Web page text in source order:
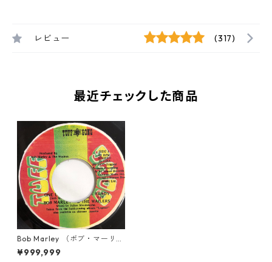
レビュー (317)
最近チェックした商品
Bob Marley （ボブ・マーリ
ー） & The Wailers （ウェイ
ラーズ） - One Love【7-202
¥999,999